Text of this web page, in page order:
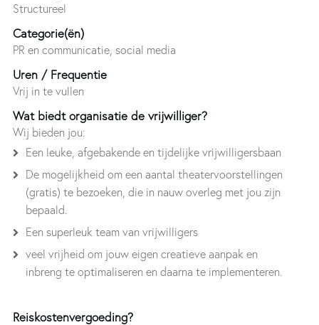
Structureel
Categorie(ën)
PR en communicatie, social media
Uren / Frequentie
Vrij in te vullen
Wat biedt organisatie de vrijwilliger?
Wij bieden jou:
Een leuke, afgebakende en tijdelijke vrijwilligersbaan
De mogelijkheid om een aantal theatervoorstellingen
(gratis) te bezoeken, die in nauw overleg met jou zijn
bepaald.
Een superleuk team van vrijwilligers
veel vrijheid om jouw eigen creatieve aanpak en
inbreng te optimaliseren en daarna te implementeren.
Reiskostenvergoeding?